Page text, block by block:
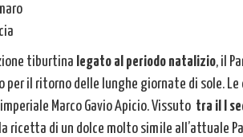
tiburtina legato al periodo natalizio, il
per il ritorno delle lunghe giornate di sole.
Marco Gavio Apicio. Vissuto tra il I
ricetta di un dolce molto simile all’attuale